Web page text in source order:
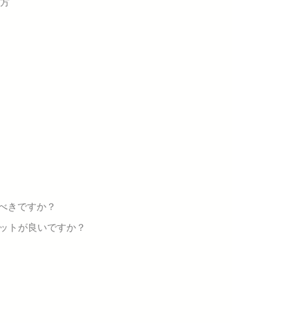
きですか？
トが良いですか？